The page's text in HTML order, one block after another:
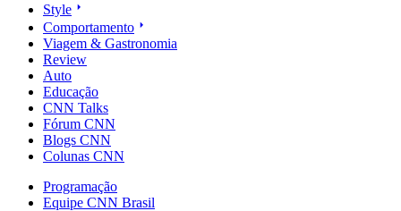
Style
Comportamento
Viagem & Gastronomia
Review
Auto
Educação
CNN Talks
Fórum CNN
Blogs CNN
Colunas CNN
Programação
Equipe CNN Brasil